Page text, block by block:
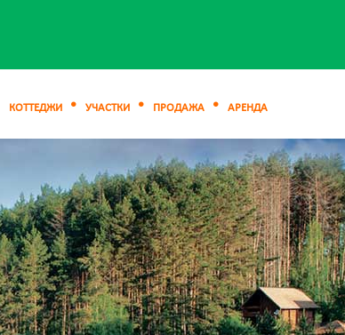
КОТТЕДЖИ УЧАСТКИ ПРОДАЖА АРЕНДА